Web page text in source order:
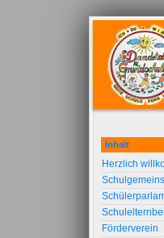
Inhalt
Herzlich
Förderverein